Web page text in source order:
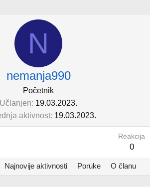
N
nemanja990
Početnik
Učlanjen 19.03.2023.
aktivnost 19.03.2023.
Reakcija
0
Najnovije aktivnosti Poruke O članu